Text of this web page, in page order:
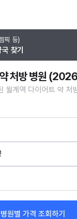
픽 등)
찾기
처방 병원
월계역 다이어트 약 처
병원별 가격 조회하기